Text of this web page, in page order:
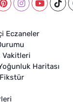
Eczaneler
Vakitleri
Haritası